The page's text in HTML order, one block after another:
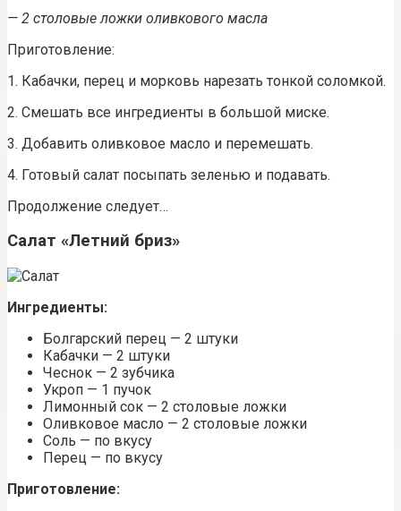
— 2 столовые ложки оливкового масла
Приготовление:
1. Кабачки, перец и морковь нарезать тонкой соломкой.
2. Смешать все ингредиенты в большой миске.
3. Добавить оливковое масло и перемешать.
4. Готовый салат посыпать зеленью и подавать.
Продолжение следует…
Салат «Летний бриз»
Ингредиенты:
Болгарский перец — 2 штуки
Кабачки — 2 штуки
Чеснок — 2 зубчика
Укроп — 1 пучок
Лимонный сок — 2 столовые ложки
Оливковое масло — 2 столовые ложки
Соль — по вкусу
Перец — по вкусу
Приготовление: